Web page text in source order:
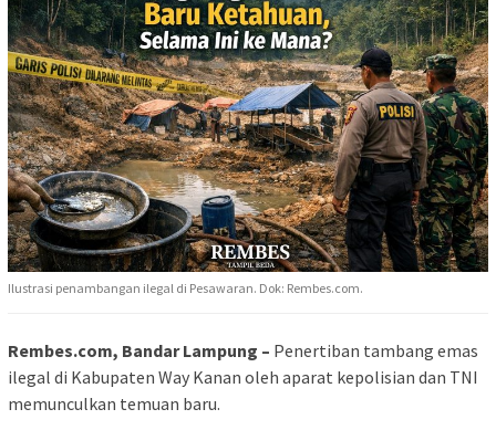
Ilustrasi penambangan ilegal di Pesawaran. Dok: Rembes.com.
Rembes.com, Bandar Lampung – Penertiban tambang emas
ilegal di Kabupaten Way Kanan oleh aparat kepolisian dan TNI
memunculkan temuan baru.